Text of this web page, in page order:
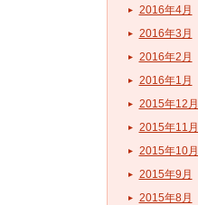
2016年4月
2016年3月
2016年2月
2016年1月
2015年12月
2015年11月
2015年10月
2015年9月
2015年8月